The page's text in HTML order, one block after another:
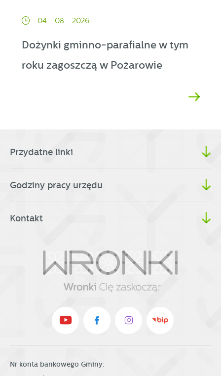
04 - 08 - 2026
Dożynki gminno-parafialne w tym
roku zagoszczą w Pożarowie
Przydatne linki
Godziny pracy urzędu
Kontakt
Nr konta bankowego Gminy: